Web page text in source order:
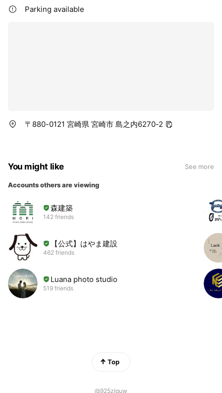
Parking available
〒880-0121 宮崎県 宮崎市 島之内6270-2
You might like See more
Accounts others are viewing
森建築
142 friends
【公式】はやま建設
462 friends
Luana photo studio
519 friends
Top
@925zlguw